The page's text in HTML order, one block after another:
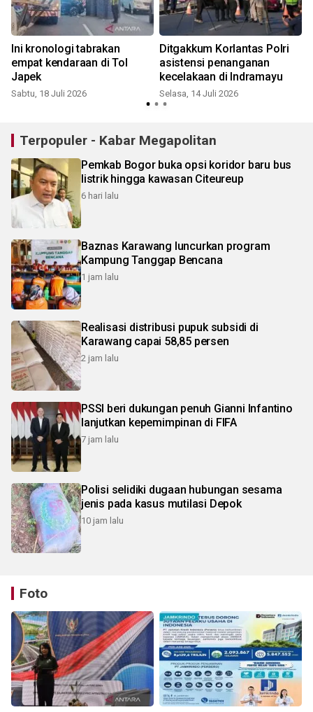
Ini kronologi tabrakan
empat kendaraan di Tol
Japek
Sabtu, 18 Juli 2026
Ditgakkum Korlantas Polri
asistensi penanganan
kecelakaan di Indramayu
Selasa, 14 Juli 2026
Terpopuler - Kabar Megapolitan
Pemkab Bogor buka opsi koridor baru bus
listrik hingga kawasan Citeureup
6 hari lalu
Baznas Karawang luncurkan program
Kampung Tanggap Bencana
1 jam lalu
Realisasi distribusi pupuk subsidi di
Karawang capai 58,85 persen
2 jam lalu
PSSI beri dukungan penuh Gianni Infantino
lanjutkan kepemimpinan di FIFA
7 jam lalu
Polisi selidiki dugaan hubungan sesama
jenis pada kasus mutilasi Depok
10 jam lalu
Foto